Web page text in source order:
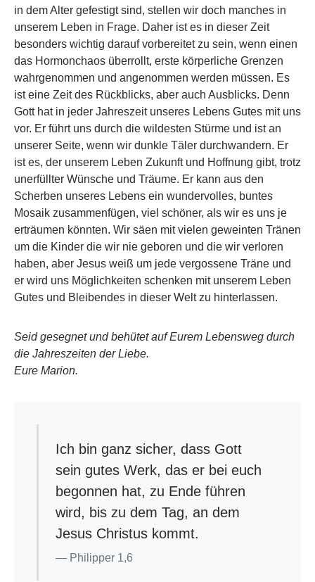
in dem Alter gefestigt sind, stellen wir doch manches in
unserem Leben in Frage. Daher ist es in dieser Zeit
besonders wichtig darauf vorbereitet zu sein, wenn einen
das Hormonchaos überrollt, erste körperliche Grenzen
wahrgenommen und angenommen werden müssen. Es
ist eine Zeit des Rückblicks, aber auch Ausblicks. Denn
Gott hat in jeder Jahreszeit unseres Lebens Gutes mit uns
vor. Er führt uns durch die wildesten Stürme und ist an
unserer Seite, wenn wir dunkle Täler durchwandern. Er
ist es, der unserem Leben Zukunft und Hoffnung gibt, trotz
unerfüllter Wünsche und Träume. Er kann aus den
Scherben unseres Lebens ein wundervolles, buntes
Mosaik zusammenfügen, viel schöner, als wir es uns je
erträumen könnten. Wir säen mit vielen geweinten Tränen
um die Kinder die wir nie geboren und die wir verloren
haben, aber Jesus weiß um jede vergossene Träne und
er wird uns Möglichkeiten schenken mit unserem Leben
Gutes und Bleibendes in dieser Welt zu hinterlassen.
Seid gesegnet und behütet auf Eurem Lebensweg durch
die Jahreszeiten der Liebe.
Eure Marion.
Ich bin ganz sicher, dass Gott
sein gutes Werk, das er bei euch
begonnen hat, zu Ende führen
wird, bis zu dem Tag, an dem
Jesus Christus kommt.
Philipper 1,6